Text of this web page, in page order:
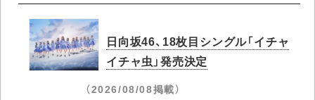
日向坂46、18枚目シングル「イチャ
イチャ虫」発売決定
（2026/08/08掲載）